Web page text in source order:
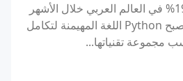
ارتفع الاهتمام بالبحث عن “إطار عمل ويب Python” بنسبة 190% في العالم العربي خلال الأشهر
الثلاثة الماضية، مما يجعله أحد أسرع الاستعلامات التقنية نموًا في عام 2026. السبب بسيط: أصبح Python اللغة المهيمنة لتكامل